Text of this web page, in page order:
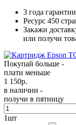
3 года гарантии
Ресурс 450
Закажи
или получи
Покупай больше -
плати меньше
1 150р.
в наличии -
получи в пятницу
1шт